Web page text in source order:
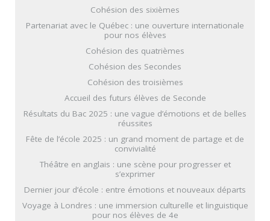
Cohésion des sixièmes
Partenariat avec le Québec : une ouverture internationale
pour nos élèves
Cohésion des quatrièmes
Cohésion des Secondes
Cohésion des troisièmes
Accueil des futurs élèves de Seconde
Résultats du Bac 2025 : une vague d’émotions et de belles
réussites
Fête de l’école 2025 : un grand moment de partage et de
convivialité
Théâtre en anglais : une scène pour progresser et
s’exprimer
Dernier jour d’école : entre émotions et nouveaux départs
Voyage à Londres : une immersion culturelle et linguistique
pour nos élèves de 4e